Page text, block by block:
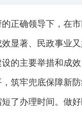
正确领导下，在
显著、民政事业
的主要举措和成效
，筑牢兜底保障新
了办理时间。做